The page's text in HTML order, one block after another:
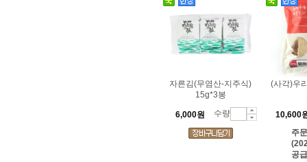
자른김(무염산-지주식)
15g*3봉
6,000원 수량
(사각)우
10,600
주
공